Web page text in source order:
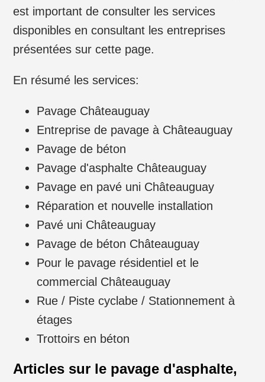
est important de consulter les services
disponibles en consultant les entreprises
présentées sur cette page.
En résumé les services:
Pavage Châteauguay
Entreprise de pavage à Châteauguay
Pavage de béton
Pavage d'asphalte Châteauguay
Pavage en pavé uni Châteauguay
Réparation et nouvelle installation
Pavé uni Châteauguay
Pavage de béton Châteauguay
Pour le pavage résidentiel et le
commercial Châteauguay
Rue / Piste cyclabe / Stationnement à
étages
Trottoirs en béton
Articles sur le pavage d'asphalte,